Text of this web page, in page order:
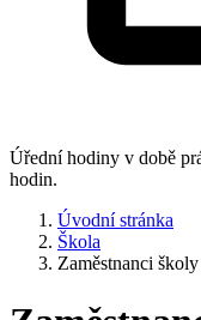
Úřední hodiny v době
hodin.
Úvodní stránka
Škola
Zaměstnanci školy